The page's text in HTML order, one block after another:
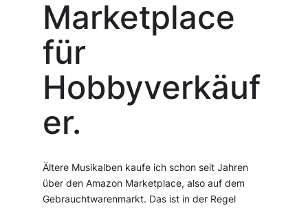
Marketplace
für
Hobbyverkäuf
er.
Ältere Musikalben kaufe ich schon seit Jahren
über den Amazon Marketplace, also auf dem
Gebrauchtwarenmarkt. Das ist in der Regel